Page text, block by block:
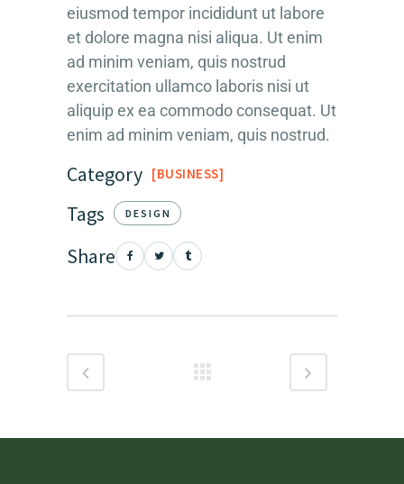
Category BUSINESS
Tags DESIGN
eiusmod tempor incididunt ut labore
et dolore magna nisi aliqua. Ut enim
ad minim veniam, quis nostrud
exercitation ullamco laboris nisi ut
aliquip ex ea commodo consequat. Ut
enim ad minim veniam, quis nostrud.
Share